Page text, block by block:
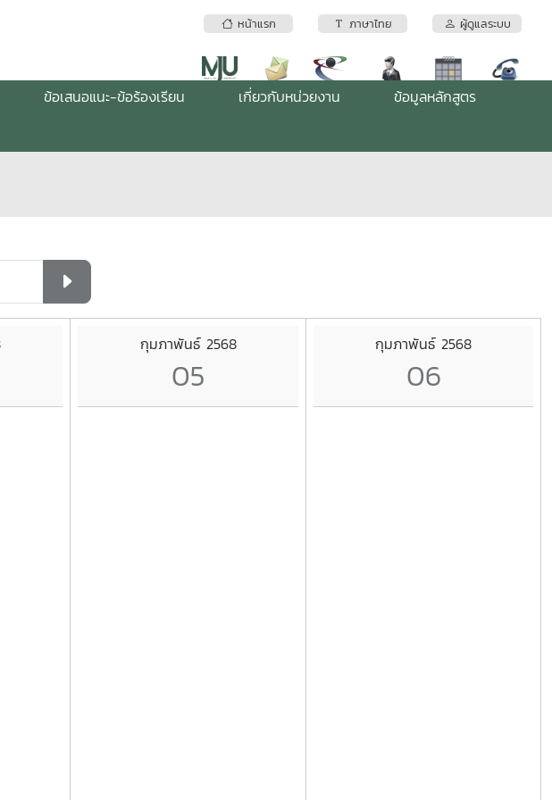
หน้าแรก ภาษาไทย ผู้ดูแลระบบ
ข้อเสนอแนะ-ข้อร้องเรียน เกี่ยวกับหน่วยงาน
ข้อมูลหลักสูตร
กุมภาพันธ์ 2568
05
กุมภาพันธ์ 2568
06